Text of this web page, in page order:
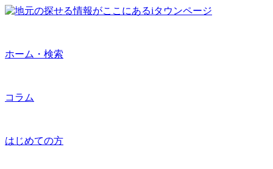
ホーム・検索
コラム
はじめての方